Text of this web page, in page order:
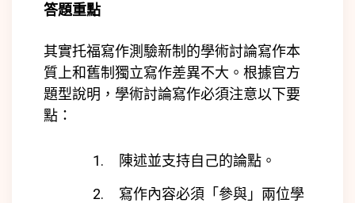
答題重點
其實托福寫作測驗新制的學術討論寫作本
質上和舊制獨立寫作差異不大。根據官方
題型說明，學術討論寫作必須注意以下要
點：
陳述並支持自己的論點。
寫作內容必須「參與」兩位學